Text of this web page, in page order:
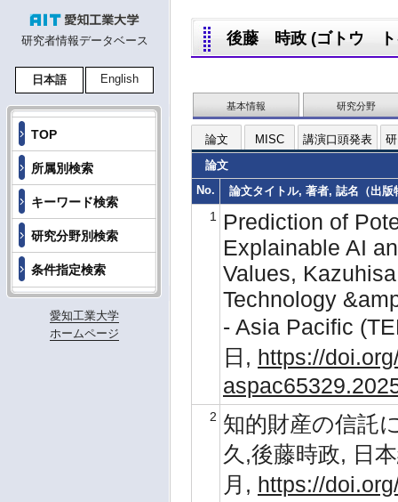
研究者情報データベース
日本語 English
TOP
所属別検索
キーワード検索
研究分野別検索
条件指定検索
愛知工業大学
ホームページ
後藤 時政 (ゴトウ ト
基本情報 研究分野
論文 MISC 講演口頭発表
論文
No.
論文タイトル, 著者, 誌名（出
1
Prediction of
Explainable AI
Values,
Technology
- Asia Pacific
日, https://
2 知的財産の信託
久,後藤時政, 日
月, https://